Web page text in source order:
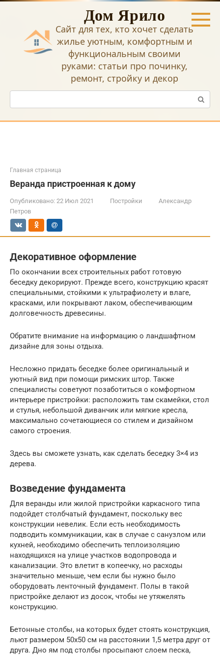
Перейти
Дом Ярило
Сайт для тех, кто хочет сделать
жилье уютным, комфортным и
функциональным своими
руками: статьи про починку,
ремонт, стройку и декор
Поиск:
Главная страница
Веранда пристроенная к дому
Опубликовано: 22 Июл 2021 Постройки
Александр
Петров
Декоративное оформление
По окончании всех строительных работ готовую
беседку декорируют. Прежде всего, конструкцию красят
специальными, стойкими к ультрафиолету и влаге,
красками, или покрывают лаком, обеспечивающим
долговечность древесины.
Обратите внимание на информацию о ландшафтном
дизайне для зоны отдыха.
Несложно придать беседке более оригинальный и
уютный вид при помощи римских штор. Также
специалисты советуют позаботиться о комфортном
интерьере пристройки: расположить там скамейки, стол
и стулья, небольшой диванчик или мягкие кресла,
максимально сочетающиеся со стилем и дизайном
самого строения.
Здесь вы сможете узнать, как сделать беседку 3×4 из
дерева.
Возведение фундамента
Для веранды или жилой пристройки каркасного типа
подойдет столбчатый фундамент, поскольку вес
конструкции невелик. Если есть необходимость
подводить коммуникации, как в случае с санузлом или
кухней, необходимо обеспечить теплоизоляцию
находящихся на улице участков водопровода и
канализации. Это влетит в копеечку, но расходы
значительно меньше, чем если бы нужно было
оборудовать ленточный фундамент. Полы в такой
пристройке делают из досок, чтобы не утяжелять
конструкцию.
Бетонные столбы, на которых будет стоять конструкция,
льют размером 50х50 см на расстоянии 1,5 метра друг от
друга. Дно ям под столбы просыпают слоем песка,